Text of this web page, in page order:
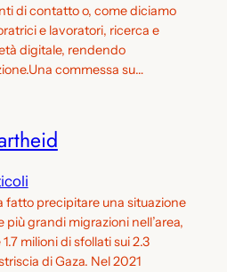
di contatto o, come diciamo
e lavoratori, ricerca e
digitale, rendendo
commessa su…
fatto precipitare una situazione
più grandi migrazioni nell’area,
milioni di sfollati sui 2.3
di Gaza. Nel 2021